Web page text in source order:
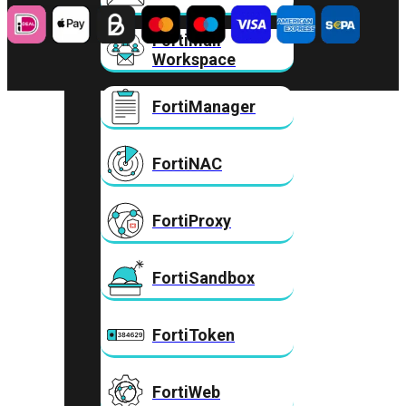
FortiMail
Workspace
FortiManager
FortiNAC
FortiProxy
FortiSandbox
FortiToken
FortiWeb